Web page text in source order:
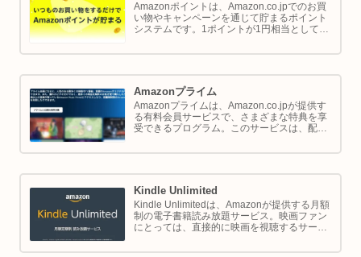
Amazonポイントは、Amazon.co.jpでのお買
い物やキャンペーンを通じて貯まるポイント
システムです。1ポイントが1円相当として、
では Amazon ポイントの使い方と貯め方を解
Amazonプライム
Amazonプライムは、Amazon.co.jpが提供す
る有料会員サービスで、さまざまな特典を享
受できるプログラム。このサービスは、配送
実、さらには限定割引までをカバーし、日常
Kindle Unlimited
Kindle Unlimitedは、Amazonが提供する月額
制の電子書籍読み放題サービス。映画ファン
にとっては、直接的に映画を視聴するサービ
理解し、楽しむための間接的なツールとして